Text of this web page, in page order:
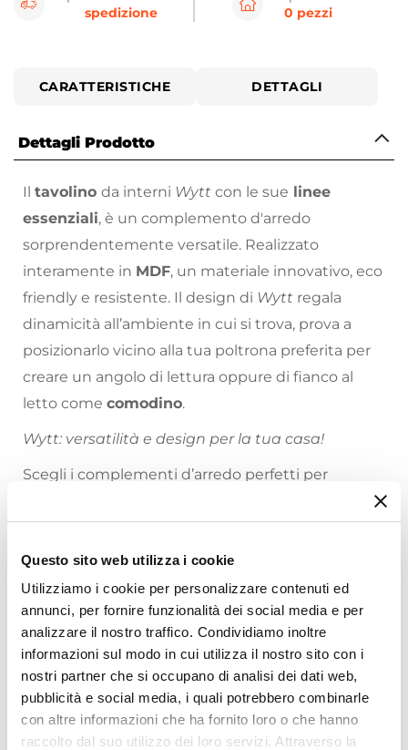
Questo sito web utilizza i cookie
Utilizziamo i cookie per personalizzare contenuti ed
annunci, per fornire funzionalità dei social media e per
analizzare il nostro traffico. Condividiamo inoltre
informazioni sul modo in cui utilizza il nostro sito con i
nostri partner che si occupano di analisi dei dati web,
pubblicità e social media, i quali potrebbero combinarle
con altre informazioni che ha fornito loro o che hanno
raccolto dal suo utilizzo dei loro servizi. Attraverso la
spedizione
0 pezzi
CARATTERISTICHE DETTAGLI
Dettagli Prodotto
Il tavolino da interni Wytt con le sue linee
essenziali, è un complemento d'arredo
sorprendentemente versatile. Realizzato
interamente in MDF, un materiale innovativo, eco
friendly e resistente. Il design di Wytt regala
dinamicità all’ambiente in cui si trova, prova a
posizionarlo vicino alla tua poltrona preferita per
creare un angolo di lettura oppure di fianco al
letto come comodino.
Wytt: versatilità e design per la tua casa!
Scegli i complementi d’arredo perfetti per
arredare la tua casa come hai sempre sognato: sul
nostrovasto catalogo onlinetroverai proposte
per tutte le necessità, stili di arredamento e
prezzo!
Riepilogo Caratteristiche
Caratteristiche
Tipologia
Tavolino
Serie
Wytt
Dimensioni
Ti suggeriamo anche